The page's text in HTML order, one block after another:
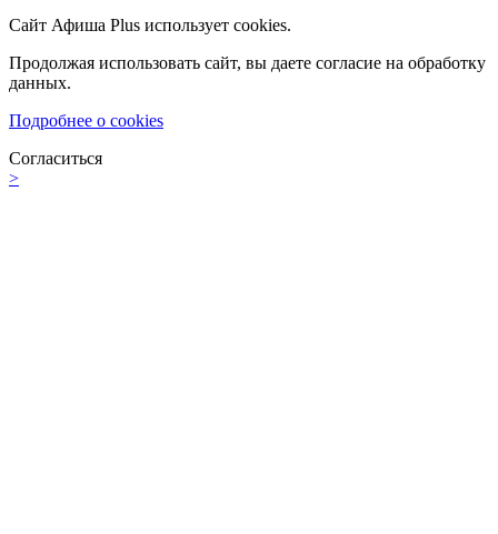
Сайт Афиша Plus использует cookies.
Продолжая использовать сайт, вы даете согласие на обработку
данных.
Подробнее о cookies
Согласиться
>